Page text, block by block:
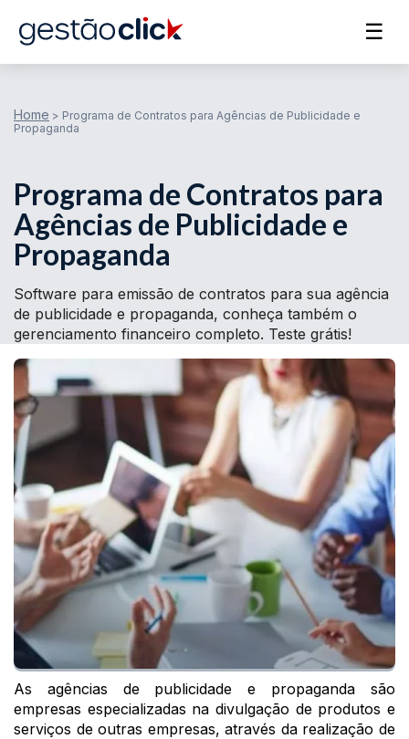
☰
Home > Programa de Contratos para Agências de Publicidade e
Propaganda
Programa de Contratos para
Agências de Publicidade e
Propaganda
Software para emissão de contratos para sua agência
de publicidade e propaganda, conheça também o
gerenciamento financeiro completo. Teste grátis!
As agências de publicidade e propaganda são
empresas especializadas na divulgação de produtos e
serviços de outras empresas, através da realização de